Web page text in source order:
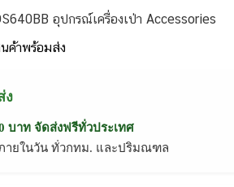
อุปกรณ์เครื่องเป่า Accessories
ค้าพร้อมส่ง
ง
บาท จัดส่งฟรีทั่วประเทศ
ายในวัน ทั่วกทม. และปริมณฑล